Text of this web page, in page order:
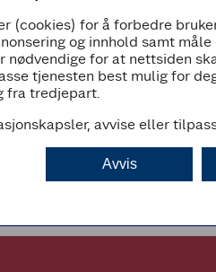
- 23:00
(cookies) for å forbedre
og innhold samt
nødvendige for at nettsiden
tjenesten best mulig for
fra tredjepart.
avvise eller
Avvis